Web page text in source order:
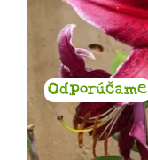
Odporúčame